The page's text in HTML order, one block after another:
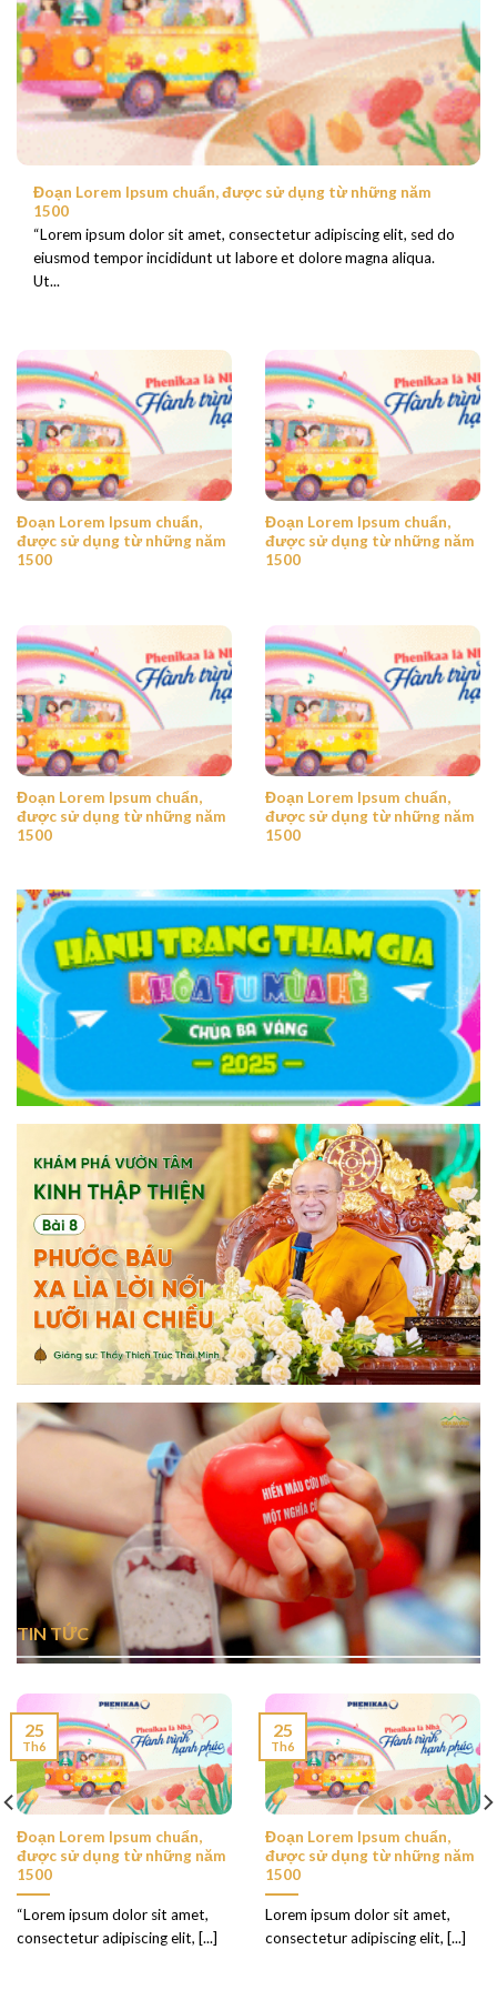
Đoạn Lorem Ipsum chuẩn, được sử dụng từ những năm
1500
“Lorem ipsum dolor sit amet, consectetur adipiscing elit, sed do
eiusmod tempor incididunt ut labore et dolore magna aliqua.
Ut...
Đoạn Lorem Ipsum chuẩn,
được sử dụng từ những năm
1500
Đoạn Lorem Ipsum chuẩn,
được sử dụng từ những năm
1500
Đoạn Lorem Ipsum chuẩn,
được sử dụng từ những năm
1500
Đoạn Lorem Ipsum chuẩn,
được sử dụng từ những năm
1500
TIN TỨC
Đoạn Lorem Ipsum chuẩn,
được sử dụng từ những năm
1500
“Lorem ipsum dolor sit amet,
consectetur adipiscing elit, [...]
25
Th6
Đoạn Lorem Ipsum chuẩn,
được sử dụng từ những năm
1500
Lorem ipsum dolor sit amet,
consectetur adipiscing elit, [...]
25
Th6